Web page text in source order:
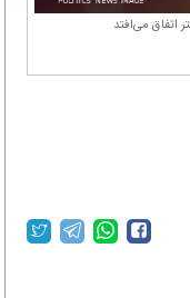
اتفاق می‌افتد